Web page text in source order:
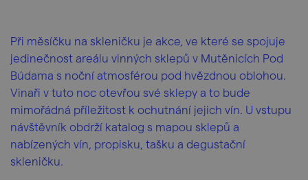
Při měsíčku na skleničku je akce, ve které se spojuje
jedinečnost areálu vinných sklepů v Mutěnicích Pod
Búdama s noční atmosférou pod hvězdnou oblohou.
Vinaři v tuto noc otevřou své sklepy a to bude
mimořádná příležitost k ochutnání jejich vín. U vstupu
návštěvník obdrží katalog s mapou sklepů a
nabízených vín, propisku, tašku a degustační
skleničku.